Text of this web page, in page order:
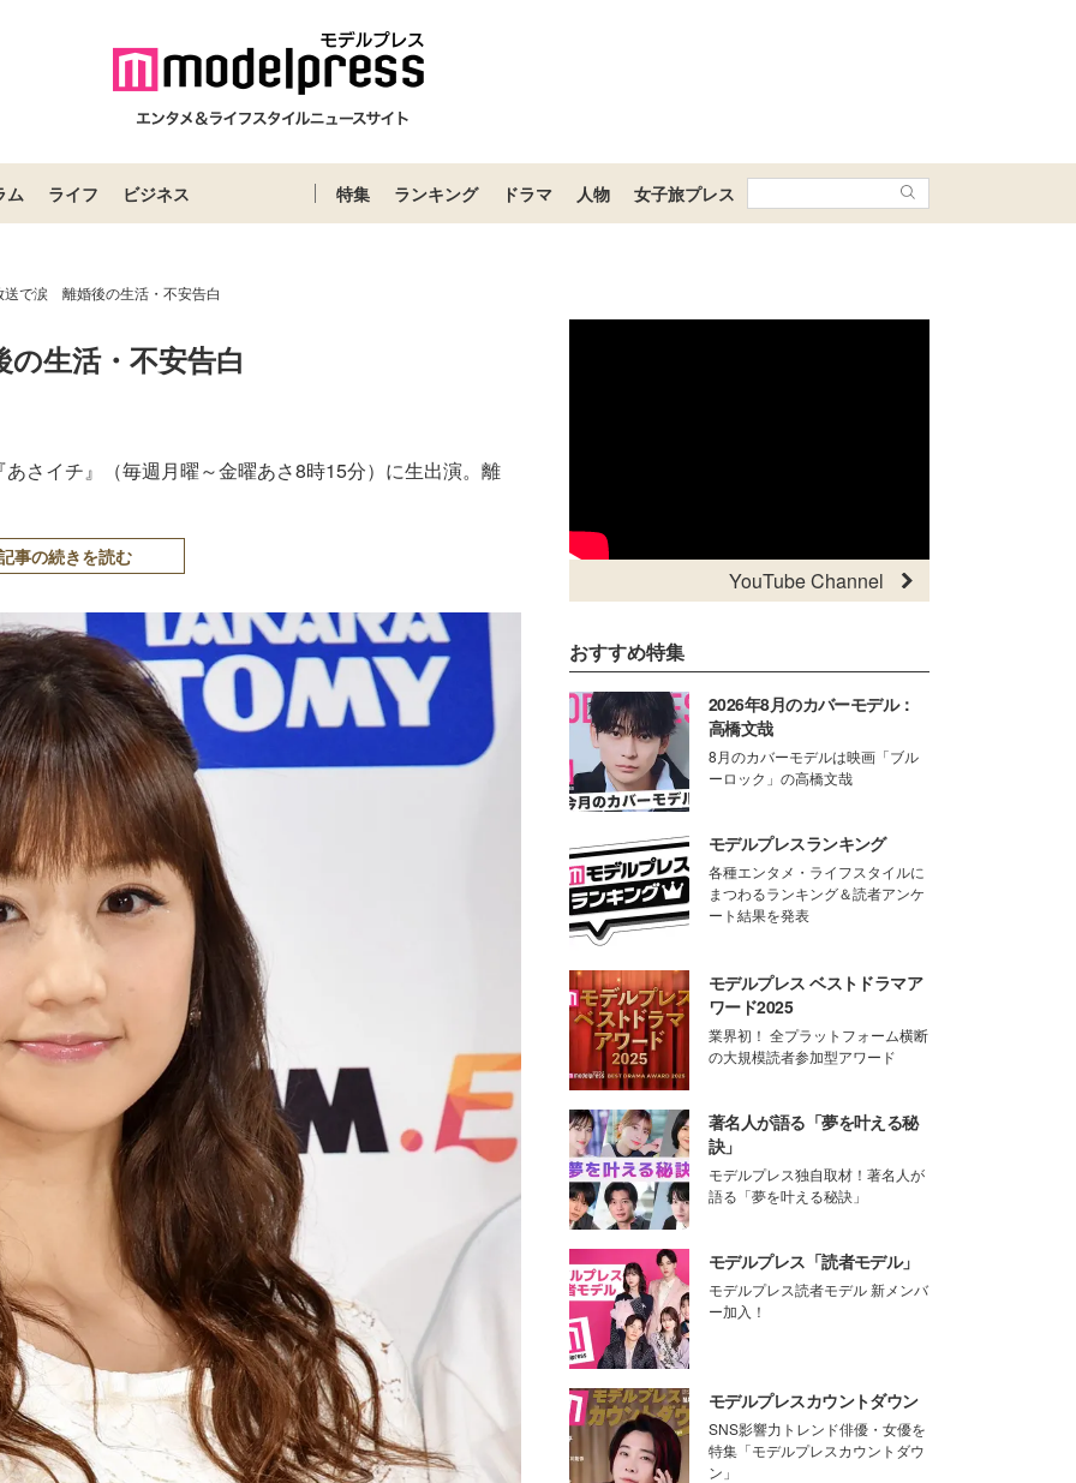
ム ライフ ビジネス 特集 ランキング ドラマ 人物 女子旅プレス
送で涙 離婚後の生活・不安告白
生活・不安告白
さイチ』（毎週月曜～金曜あさ8時15分）に生出演。離
事の続きを読む
YouTube Channel
おすすめ特集
2026年8月のカバーモデル：
高橋文哉
8月のカバーモデルは映画「ブル
ーロック」の高橋文哉
モデルプレスランキング
各種エンタメ・ライフスタイルに
まつわるランキング＆読者アンケ
ート結果を発表
モデルプレス ベストドラマア
ワード2025
業界初！ 全プラットフォーム横断
の大規模読者参加型アワード
著名人が語る「夢を叶える秘
訣」
モデルプレス独自取材！著名人が
語る「夢を叶える秘訣」
モデルプレス「読者モデル」
モデルプレス読者モデル 新メンバ
ー加入！
モデルプレスカウントダウン
SNS影響力トレンド俳優・女優を
特集「モデルプレスカウントダウ
ン」